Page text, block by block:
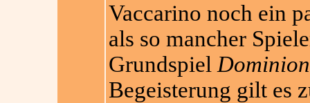
Vaccarino noch ein
als so mancher
Grundspiel Dominion
Begeisterung gilt es